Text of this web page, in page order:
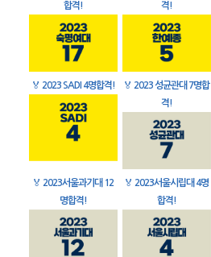
합격!
격!
🏅 2023 SADI 4명합격! 🏅 2023 성균관대 7명합
격!
🏅 2023서울과기대 12
명합격!
🏅 2023서울시립대 4명
합격!